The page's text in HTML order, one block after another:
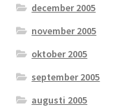
december 2005
november 2005
oktober 2005
september 2005
augusti 2005